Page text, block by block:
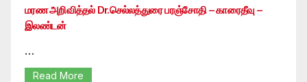
மரண அறிவித்தல் Dr.செல்லத்துரை பரஞ்சோதி – காரைதீவு –
இலண்டன்
…
Read More